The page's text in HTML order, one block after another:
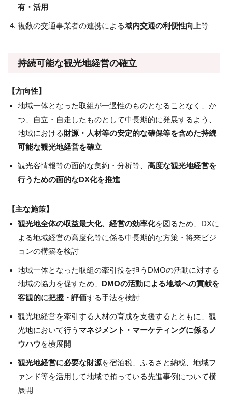
有・活用
複数の交通事業者の連携による域内交通の利便性向上等
持続可能な観光地経営の確立
【方向性】
地域一体となった取組が一過性のものとなることなく、か
つ、自立・自走したものとして中長期的に発展するよう、
地域における財源・人材等の安定的な確保等を含めた持続
可能な観光地経営を確立
観光客情報等の面的な集約・分析等、 高度な観光地経営を
行うための面的なDX化を推進
【主な施策】
観光地全体の収益最大化、経営の効率化を図るため、DXに
よる地域経営の高度化等に係る中長期的な方策・将来ビジ
ョンの構築を検討
地域一体となった取組の牽引役を担う DMOの活動に対する
地域の協力を促すため、 DMOの活動による地域への貢献を
客観的に把握・評価する手法を検討
観光地経営を牽引する人材の育成を支援するとともに、観
光地において行う マネジメント・マーケティングに係るノ
ウハウを横展開
観光地経営に必要な財源を宿泊税、ふるさと納税、地域フ
ァンド等を活用して地域で賄っている先進事例について横
展開